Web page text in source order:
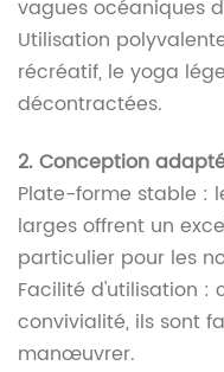
vagues océaniques
Utilisation
récréatif, le yoga
décontractées.
2. Conception
Plate-forme stable :
larges offrent un
particulier pour les
Facilité d'utilisation :
convivialité, ils sont
manœuvrer.